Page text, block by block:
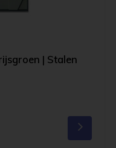
| Stalen